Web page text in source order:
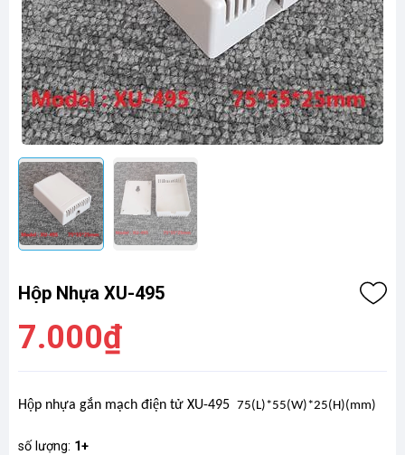
Hộp Nhựa XU-495
7.000₫
Hộp nhựa gắn mạch điện tử XU-495 75(L)*55(W)*25(H)(mm)
số lượng: 1+